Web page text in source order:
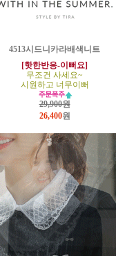
4513시드니카라배색니트
[핫한반응-이뻐요]
무조건 사세요~
시원하고 너무이뻐
29,900원
26,400원